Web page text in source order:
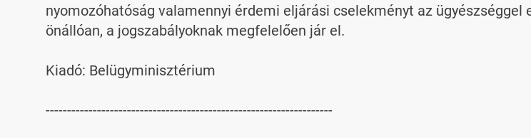
nyomozóhatóság valamennyi érdemi eljárási cselekményt az
önállóan, a jogszabályoknak megfelelően jár el.
Kiadó: Belügyminisztérium
-------------------------------------------------------------------